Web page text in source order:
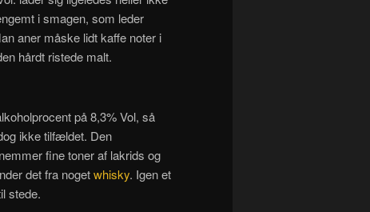
i smagen, som leder
aner måske lidt kaffe noter i
hårdt ristede malt.
på 8,3% Vol, så
ikke tilfældet. Den
fine toner af lakrids og
det fra nogetwhisky. Igen et
stede.